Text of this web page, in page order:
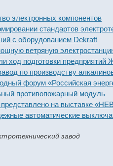
компонентов
стандартов
оборудованием Dekraft
ветряную электростанцию
подготовки предприятий
по производству алкалиновых
«Российская
противопожарный модуль
на выставке «НЕВА
автоматические
завод